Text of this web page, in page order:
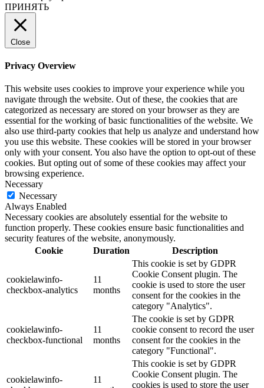
ПРИНЯТЬ
Close
Privacy Overview
This website uses cookies to improve your experience while you
navigate through the website. Out of these, the cookies that are
categorized as necessary are stored on your browser as they are
essential for the working of basic functionalities of the website. We
also use third-party cookies that help us analyze and understand how
you use this website. These cookies will be stored in your browser
only with your consent. You also have the option to opt-out of these
cookies. But opting out of some of these cookies may affect your
browsing experience.
Necessary
Necessary
Always Enabled
Necessary cookies are absolutely essential for the website to
function properly. These cookies ensure basic functionalities and
security features of the website, anonymously.
Cookie
Duration Description
cookielawinfo-
checkbox-analytics
11
months
This cookie is set by GDPR
Cookie Consent plugin. The
cookie is used to store the user
consent for the cookies in the
category "Analytics".
cookielawinfo-
checkbox-functional
11
months
The cookie is set by GDPR
cookie consent to record the user
consent for the cookies in the
category "Functional".
cookielawinfo-
11
This cookie is set by GDPR
Cookie Consent plugin. The
cookies is used to store the user